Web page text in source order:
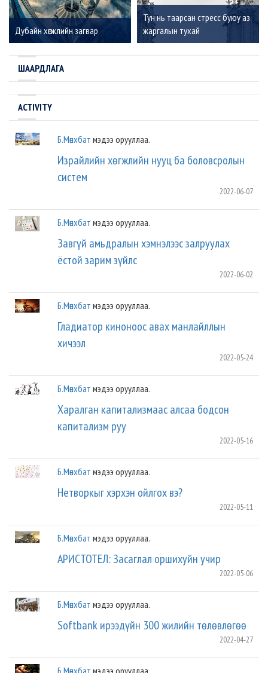
Дубайн хөгжлийн загвар
Тун нь таарсан стресс буюу аз
жаргалын тухай
ШААРДЛАГА
ACTIVITY
Б.Мөнхбат мэдээ орууллаа.
Израйлийн хөгжлийн нууц ба боловсролын
систем
2022-06-07
Б.Мөнхбат мэдээ орууллаа.
Завгүй амьдралын хэмнэлээс залруулах
ёстой зарим зүйлс
2022-06-02
Б.Мөнхбат мэдээ орууллаа.
Гладиатор киноноос авах манлайллын
хичээл
2022-05-24
Б.Мөнхбат мэдээ орууллаа.
Харалган капитализмаас алсаа бодсон
капитализм руу
2022-05-16
Б.Мөнхбат мэдээ орууллаа.
Нетворкыг хэрхэн ойлгох вэ?
2022-05-11
Б.Мөнхбат мэдээ орууллаа.
АРИСТОТЕЛ: Засаглал оршихуйн учир
2022-05-06
Б.Мөнхбат мэдээ орууллаа.
Softbank ирээдүйн 300 жилийн төлөвлөгөө
2022-04-27
Б.Мөнхбат мэдээ орууллаа.